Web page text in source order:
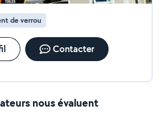
de verrou
Contacter
nous évaluent